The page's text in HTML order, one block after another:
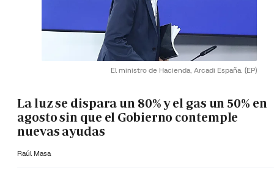
El ministro de Hacienda, Arcadi España. (EP)
La luz se dispara un 80% y el gas un 50% en
agosto sin que el Gobierno contemple
nuevas ayudas
Raúl Masa